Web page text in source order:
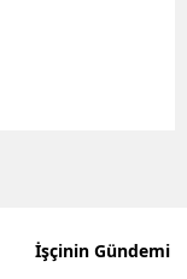
İşçinin Gündemi